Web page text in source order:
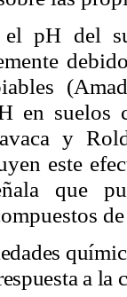
pH del
en suelos
y
este
que
a la